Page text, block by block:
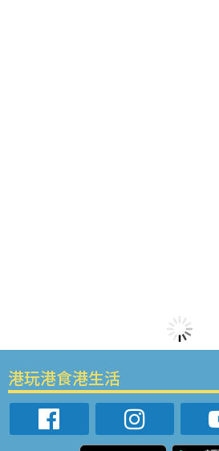
港玩港食港生活